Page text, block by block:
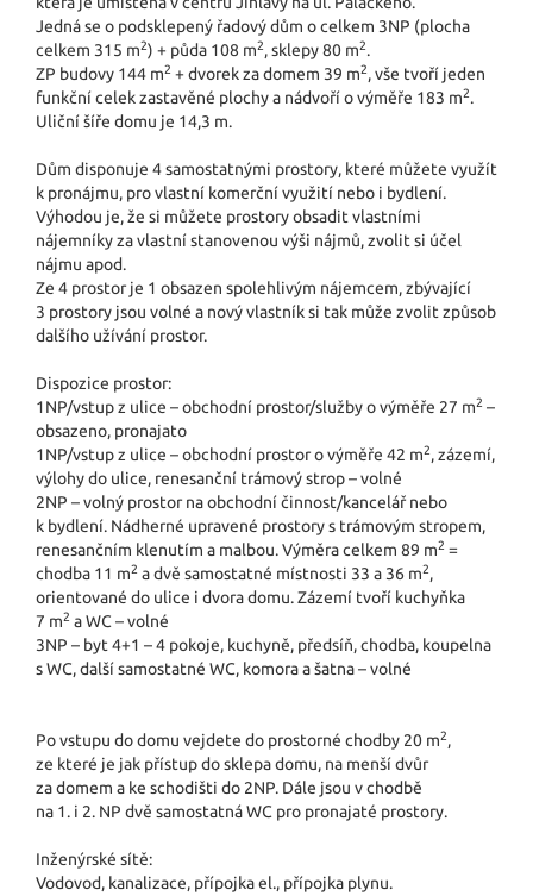
Jedná se o podsklepený řadový dům o celkem 3NP (plocha
celkem 315 m2) + půda 108 m2, sklepy 80 m2.
ZP budovy 144 m2 + dvorek za domem 39 m2, vše tvoří jeden
funkční celek zastavěné plochy a nádvoří o výměře 183 m2.
Uliční šíře domu je 14,3 m.
Dům disponuje 4 samostatnými prostory, které můžete využít
k pronájmu, pro vlastní komerční využití nebo i bydlení.
Výhodou je, že si můžete prostory obsadit vlastními
nájemníky za vlastní stanovenou výši nájmů, zvolit si účel
nájmu apod.
Ze 4 prostor je 1 obsazen spolehlivým nájemcem, zbývající
3 prostory jsou volné a nový vlastník si tak může zvolit způsob
dalšího užívání prostor.
Dispozice prostor:
1NP/vstup z ulice – obchodní prostor/služby o výměře 27 m2 –
obsazeno, pronajato
1NP/vstup z ulice – obchodní prostor o výměře 42 m2, zázemí,
výlohy do ulice, renesanční trámový strop – volné
2NP – volný prostor na obchodní činnost/kancelář nebo
k bydlení. Nádherné upravené prostory s trámovým stropem,
renesančním klenutím a malbou. Výměra celkem 89 m2 =
chodba 11 m2 a dvě samostatné místnosti 33 a 36 m2,
orientované do ulice i dvora domu. Zázemí tvoří kuchyňka
7 m2 a WC – volné
3NP – byt 4+1 – 4 pokoje, kuchyně, předsíň, chodba, koupelna
s WC, další samostatné WC, komora a šatna – volné
Po vstupu do domu vejdete do prostorné chodby 20 m2,
ze které je jak přístup do sklepa domu, na menší dvůr
za domem a ke schodišti do 2NP. Dále jsou v chodbě
na 1. i 2. NP dvě samostatná WC pro pronajaté prostory.
Inženýrské sítě:
Vodovod, kanalizace, přípojka el., přípojka plynu.